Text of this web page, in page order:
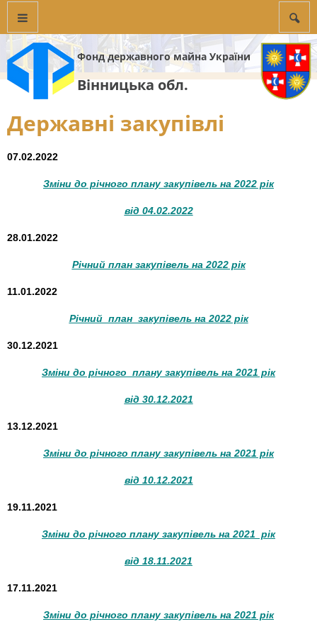
Фонд державного майна України
Вінницька обл.
Державні закупівлі
07.02.2022
Зміни до річного плану закупівель на 2022 рік
від 04.02.2022
28.01.2022
Річний план закупівель на 2022 рік
11.01.2022
Річний план закупівель на 2022 рік
30.12.2021
Зміни до річного плану закупівель на 2021 рік
від 30.12.2021
13.12.2021
Зміни до річного плану закупівель на 2021 рік
від 10.12.2021
19.11.2021
Зміни до річного плану закупівель на 2021 рік
від 18.11.2021
17.11.2021
Зміни до річного плану закупівель на 2021 рік